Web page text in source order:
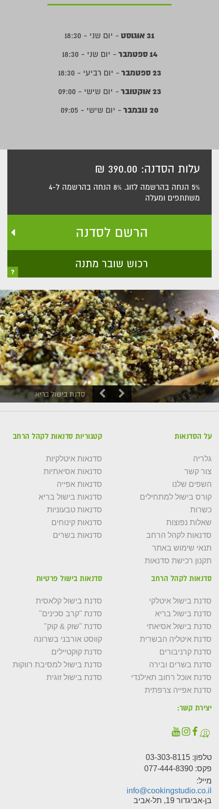
31 אוגוסט - יום שני - 18:30
14 ספטמבר - יום שני - 18:30
23 ספטמבר - יום רביעי - 18:30
23 אוקטובר - יום שישי - 09:00
20 נובמבר - יום שישי - 09:05
עלות הסדנה: 390.00 ₪
5% הנחה בהרשמה לזוג. 8% הנחה בהרשמה ל-4
משתתפים ומעלה
הרשם לסדנה
רכוש שובר מתנה
סדנת בישול בריא
על הסדנאות
גלריה
צור קשר
השפים שלנו
קורס בישול למתחילים
כשרות
שאלות נפוצות
סדנאות לקהל הרחב
תנאי שימוש באתר
תקנון רכישת סדנאות
קטגוריות סדנאות לקהל הרחב
סדנאות איטלקיות
סדנאות אסיאתיות
סדנאות אפייה
סדנאות בישול בריא
סדנאות טבעוניות
סדנאות קינוחים
סדנאות בשרים
סדנאות לקהל הרחב
סדנת בישול איטלקי
סדנת בישול בריא
סדנת בישול אסיאתי
סדנת איטליה הבשרית
סדנת קרניבורים
סדנת בשרים ובירה
סדנת אוכל רחוב תאילנדי
סדנת אפייה צרפתית
סדנאות בישול פרטיות
סדנת בישול קלאסית
סדנת "קרב סכינים"
סדנת "שוק & קוק"
קווסט אורבני בשרונה
סדנת קוקטיילים
סדנת בישול למסיבת רווקות
סדנת בישול זוגית
יצירת קשר:
טלפון: 03-303-8115
פקס: 077-444-8390
מייל:
info@cookingstudio.co.il
בן-אביגדור 19, תל-אביב